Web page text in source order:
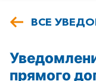
ВСЕ
прямого